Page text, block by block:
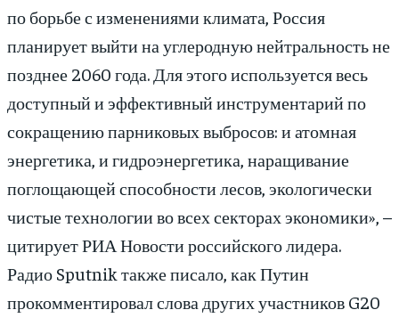
по борьбе с изменениями климата, Россия
планирует выйти на углеродную нейтральность не
позднее 2060 года. Для этого используется весь
доступный и эффективный инструментарий по
сокращению парниковых выбросов: и атомная
энергетика, и гидроэнергетика, наращивание
поглощающей способности лесов, экологически
чистые технологии во всех секторах экономики», –
цитирует РИА Новости российского лидера.
Радио Sputnik также писало, как Путин
прокомментировал слова других участников G20